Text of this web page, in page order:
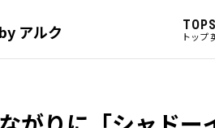
by アルク TOP
トップ